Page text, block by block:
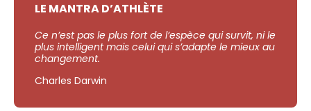
LE MANTRA D’ATHLÈTE
Ce n’est pas le plus fort de l’espèce qui survit, ni le
plus intelligent mais celui qui s’adapte le mieux au
changement.
Charles Darwin